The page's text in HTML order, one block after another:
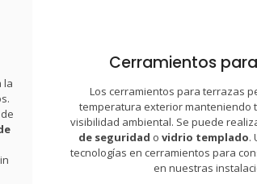
la
Cerramientos
Los cerramientos para terrazas
temperatura exterior manteniendo
visibilidad ambiental. Se puede
de seguridad o vidrio templado.
tecnologías en cerramientos para
en nuestras
Cerramientos para
Disponemos de productos adaptados
cada proyecto: